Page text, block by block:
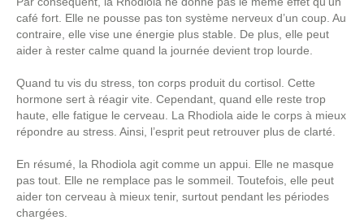
café fort. Elle ne pousse pas ton système nerveux d’un coup. Au
contraire, elle vise une énergie plus stable. De plus, elle peut
aider à rester calme quand la journée devient trop lourde.
Quand tu vis du stress, ton corps produit du cortisol. Cette
hormone sert à réagir vite. Cependant, quand elle reste trop
haute, elle fatigue le cerveau. La Rhodiola aide le corps à mieux
répondre au stress. Ainsi, l’esprit peut retrouver plus de clarté.
En résumé, la Rhodiola agit comme un appui. Elle ne masque
pas tout. Elle ne remplace pas le sommeil. Toutefois, elle peut
aider ton cerveau à mieux tenir, surtout pendant les périodes
chargées.